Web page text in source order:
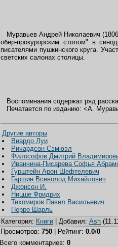
Муравьев Андрей Николаевич
обер-прокурорским столом" в
писателями пушкинского круга.
светских салонах столицы.
Воспоминания содержат ряд
Печатается по изданию: <А.
Другие авторы
Виардо Луи
Ричардсон Сэмюэл
Философов Дмитрий
Иванчина-Писарева Софья
Гурштейн Арон Шефтелевич
Гаршин Всеволод Михайлович
Джонсон И.
Ницше Фридрих
Тихомиров Павел Васильевич
Перро Шарль
Категория: Книги Добавил: Ash
Просмотров: 750 Рейтинг: 0.0/0
Всего комментариев: 0